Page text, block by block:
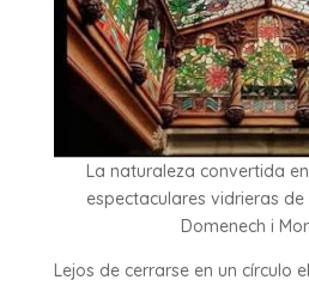
La naturaleza convertida
espectaculares vidrieras
Domenech i
Lejos de cerrarse en un círculo